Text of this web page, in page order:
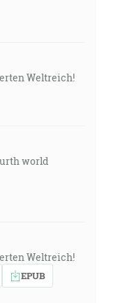
Weltreich!
world
Weltreich!
EPUB